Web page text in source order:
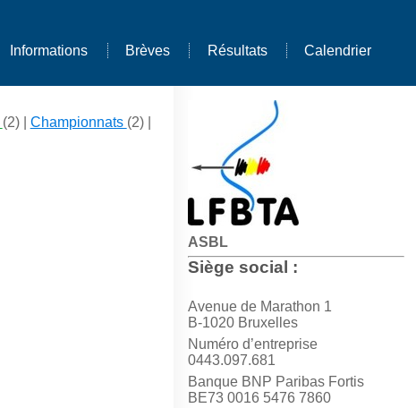
Informations Brèves Résultats Calendrier
ASBL
Siège social :
Avenue de Marathon 1
B-1020 Bruxelles
Numéro d’entreprise
0443.097.681
Banque BNP Paribas Fortis
BE73 0016 5476 7860
(2) | Championnats (2) |